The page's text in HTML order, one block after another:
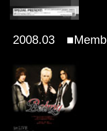
2008.03